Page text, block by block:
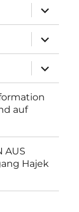
anzeigen
anzeigen
anzeigen
auf
AUS
Hajek